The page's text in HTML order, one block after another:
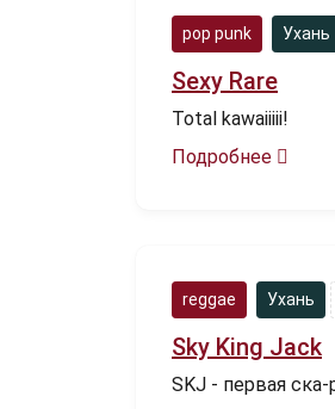
pop punk Ухань
Sexy Rare
Total kawaiiiii!
Подробнее
reggae Ухань
Sky King Jack
SKJ - первая